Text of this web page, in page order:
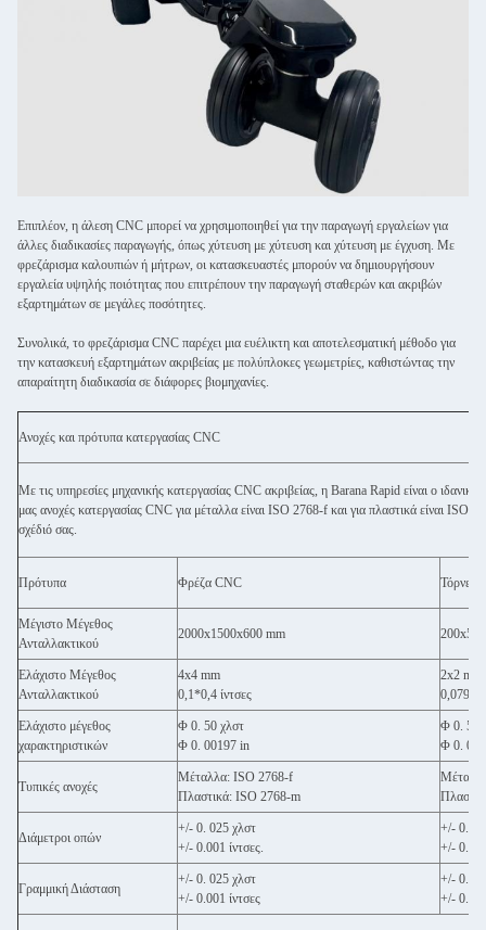
Επιπλέον, η άλεση CNC μπορεί να χρησιμοποιηθεί για την παραγωγή εργαλείων για
άλλες διαδικασίες παραγωγής, όπως χύτευση με χύτευση και χύτευση με έγχυση. Με
φρεζάρισμα καλουπιών ή μήτρων, οι κατασκευαστές μπορούν να δημιουργήσουν
εργαλεία υψηλής ποιότητας που επιτρέπουν την παραγωγή σταθερών και ακριβών
εξαρτημάτων σε μεγάλες ποσότητες.
Συνολικά, το φρεζάρισμα CNC παρέχει μια ευέλικτη και αποτελεσματική μέθοδο για
την κατασκευή εξαρτημάτων ακριβείας με πολύπλοκες γεωμετρίες, καθιστώντας την
απαραίτητη διαδικασία σε διάφορες βιομηχανίες.
Ανοχές και πρότυπα κατεργασίας CNC
Με τις υπηρεσίες μηχανικής κατεργασίας CNC ακριβείας, η Barana Rapid είναι ο
μας ανοχές κατεργασίας CNC για μέταλλα είναι ISO 2768-f και για πλαστικά είναι ISO
σχέδιό σας.
Πρότυπα Φρέζα CNC
Μέγιστο Μέγεθος
Ανταλλακτικού
2000x1500x600 mm
Ελάχιστο Μέγεθος
Ανταλλακτικού
4x4 mm
0,1*0,4 ίντσες
2x2 mm
Ελάχιστο μέγεθος
χαρακτηριστικών
Φ 0. 50 χλστ
Φ 0. 00197 in
Φ 0. 50
Φ 0.
Τυπικές ανοχές
Μέταλλα: ISO 2768-f
Πλαστικά: ISO 2768-m
Διάμετροι οπών
+/- 0. 025 χλστ
+/- 0.001 ίντσες.
+/- 0.
+/-
Γραμμική Διάσταση
+/- 0. 025 χλστ
+/- 0.001 ίντσες
+/- 0.
+/-